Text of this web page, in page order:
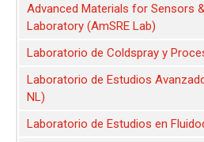
Advanced Materials for Sensors
Laboratory (AmSRE Lab)
Laboratorio de Coldspray y
Laboratorio de Estudios
NL)
Laboratorio de Estudios en